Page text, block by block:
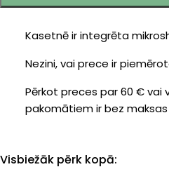
Kasetnē ir integrēta
Nezini, vai prece ir
Pērkot preces par 60 € vai
pakomātiem ir bez maksas
Visbiežāk pērk kopā: